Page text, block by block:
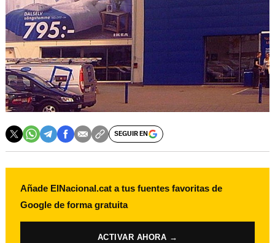
SEGUIR EN
Añade ElNacional.cat a tus fuentes favoritas de
Google de forma gratuita
ACTIVAR AHORA →